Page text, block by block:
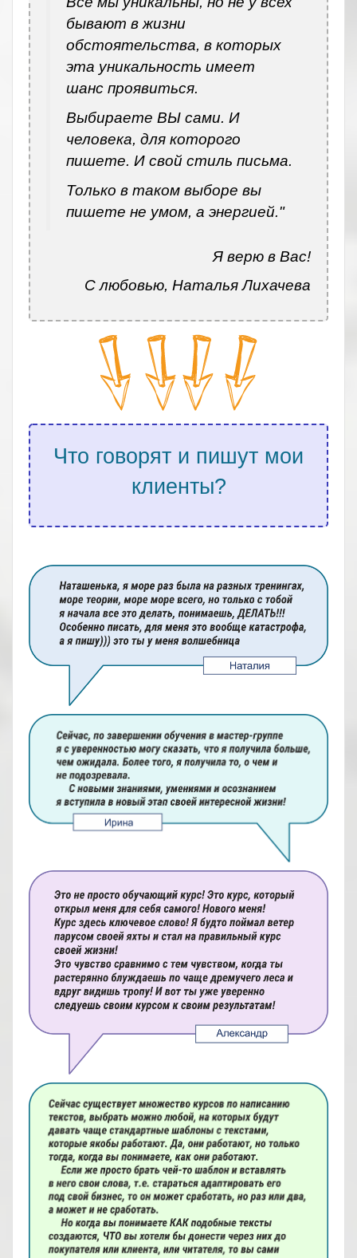
бывают в жизни
обстоятельства, в которых
эта уникальность имеет
шанс проявиться.
Выбираете ВЫ сами. И
человека, для которого
пишете. И свой стиль письма.
Только в таком выборе вы
пишете не умом, а энергией."
Я верю в Вас!
С любовью, Наталья Лихачева
Что говорят и пишут мои
клиенты?